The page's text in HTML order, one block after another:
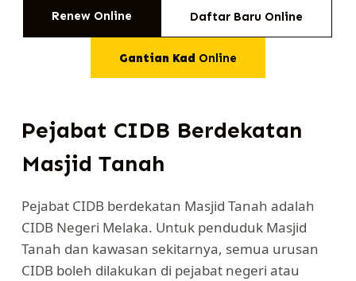
Renew Online Daftar Baru Online
Gantian Kad Online
Pejabat CIDB Berdekatan
Masjid Tanah
Pejabat CIDB berdekatan Masjid Tanah adalah
CIDB Negeri Melaka. Untuk penduduk Masjid
Tanah dan kawasan sekitarnya, semua urusan
CIDB boleh dilakukan di pejabat negeri atau